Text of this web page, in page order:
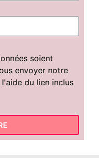
soient
envoyer notre
du lien inclus